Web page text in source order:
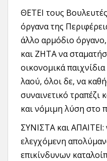
ΘΕΤΕΙ τους
όργανα της
άλλο αρμόδιο
και ΖΗΤΑ να
οικονομικά
λαού, όλοι δε, να
συναινετικό
και νόμιμη λύση στο
ΣΥΝΙΣΤΑ και ΑΠΑΙΤΕΙ:
ελεγχόμενη
επικίνδυνων